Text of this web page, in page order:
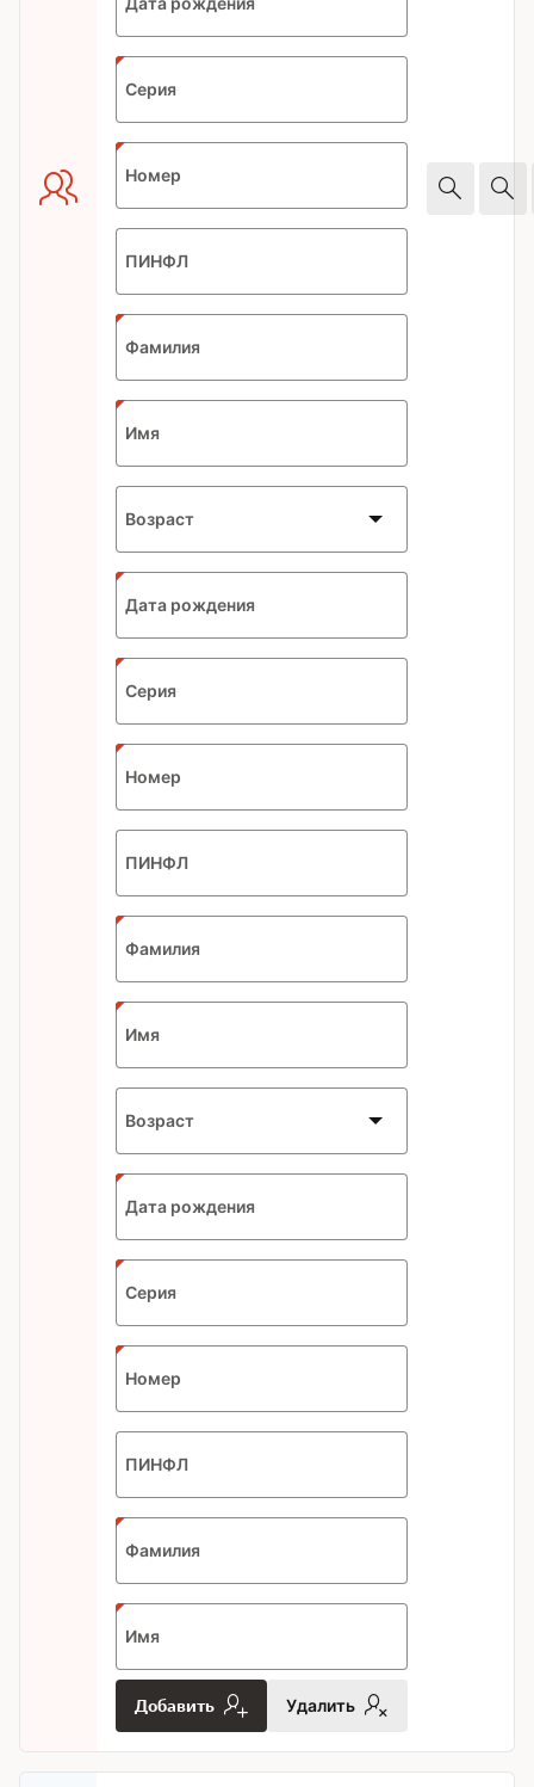
format:
DD.MM.YYYY
Серия
Номер
ПИНФЛ
Фамилия
Имя
Возраст
Дата рождения
Expected
format:
DD.MM.YYYY
Серия
Номер
ПИНФЛ
Фамилия
Имя
Возраст
Дата рождения
Expected
format:
DD.MM.YYYY
Серия
Номер
ПИНФЛ
Фамилия
Имя
Добавить Удалить